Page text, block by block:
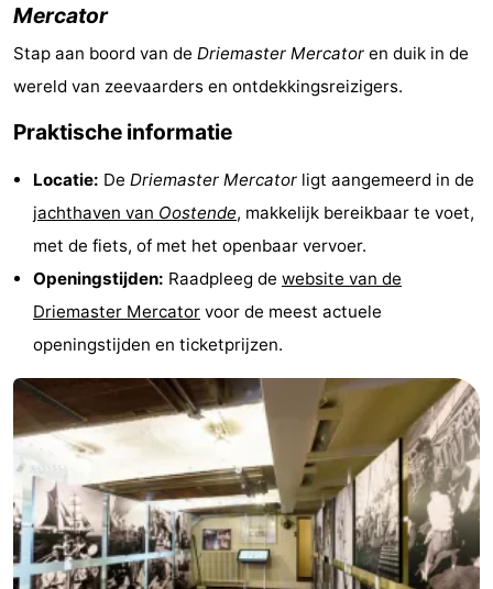
Golfbanen
Surfen
Eten
en
drinken
Evenementen
Praktisch
Forum
Route
Parkeren
-
Kusttram
Reisboekenwinkel
Nieuws
Medische
adressen
Regio
Mercator
Stap aan boord van de Driemaster Mercator en duik in de
wereld van zeevaarders en ontdekkingsreizigers.
Praktische informatie
Locatie: De Driemaster Mercator ligt aangemeerd in de
jachthaven van Oostende, makkelijk bereikbaar te voet,
met de fiets, of met het openbaar vervoer.
Openingstijden: Raadpleeg de website van de
Driemaster Mercator voor de meest actuele
openingstijden en ticketprijzen.